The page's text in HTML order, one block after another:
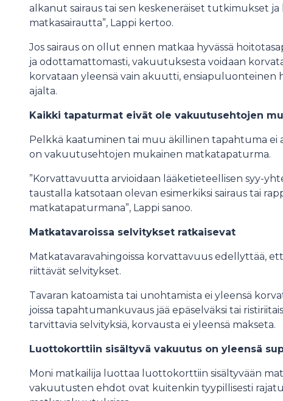
alkanut sairaus tai sen keskeneräiset tutkimukset ja
matkasairautta”, Lappi kertoo.
Jos sairaus on ollut ennen matkaa hyvässä
ja odottamattomasti, vakuutuksesta voidaan
korvataan yleensä vain akuutti, ensiapuluonteinen
ajalta.
Kaikki tapaturmat eivät ole vakuutusehtojen
Pelkkä kaatuminen tai muu äkillinen tapahtuma ei
on vakuutusehtojen mukainen matkatapaturma.
”Korvattavuutta arvioidaan lääketieteellisen syy-
taustalla katsotaan olevan esimerkiksi sairaus tai
matkatapaturmana”, Lappi sanoo.
Matkatavaroissa selvitykset ratkaisevat
Matkatavaravahingoissa korvattavuus edellyttää,
riittävät selvitykset.
Tavaran katoamista tai unohtamista ei yleensä
joissa tapahtumankuvaus jää epäselväksi tai
tarvittavia selvityksiä, korvausta ei yleensä makseta.
Luottokorttiin sisältyvä vakuutus on yleensä
Moni matkailija luottaa luottokorttiin sisältyvään
vakuutusten ehdot ovat kuitenkin tyypillisesti